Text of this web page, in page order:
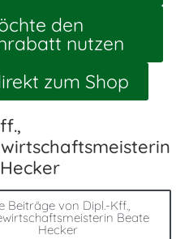
den
nutzen
zum Shop
Beiträge von Dipl.-Kff.,
Beate
Hecker